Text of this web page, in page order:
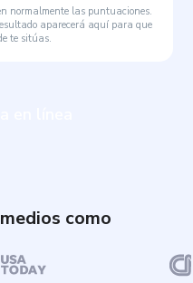
normalmente las puntuaciones.
aparecerá aquí para que
te sitúas.
como